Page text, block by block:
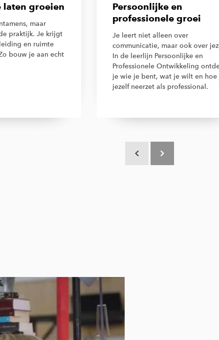
laten groeien
maar
praktijk. Je krijgt
en ruimte
bouw je aan echt
Persoonlijke en
professionele groei
Je leert niet alleen over
communicatie, maar ook over
In de leerlijn Persoonlijke en
Professionele Ontwikkeling
je wie je bent, wat je wilt en hoe
jezelf neerzet als professional.